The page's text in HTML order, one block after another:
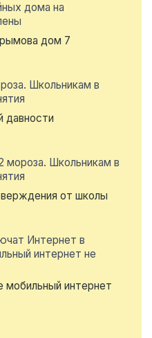
дома на
дом 7
Школьникам в
давности
мороза. Школьникам в
от школы
Интернет в
интернет не
мобильный интернет